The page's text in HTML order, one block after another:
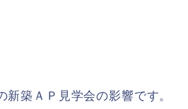
新築ＡＰ見学会の影響です。